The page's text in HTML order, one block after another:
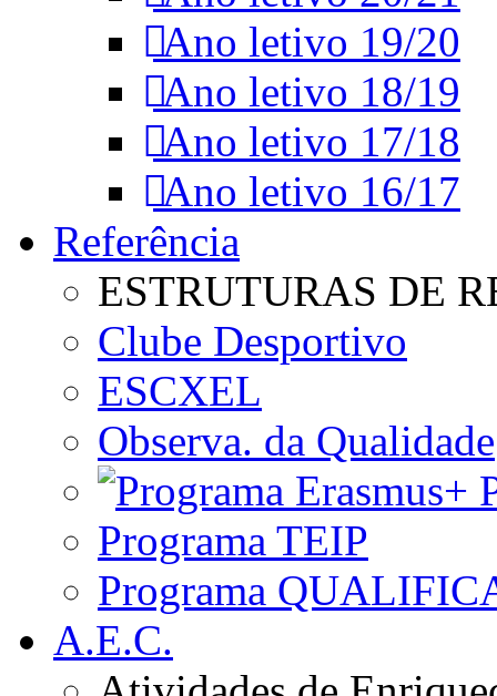
Ano letivo 19/20
Ano letivo 18/19
Ano letivo 17/18
Ano letivo 16/17
Referência
ESTRUTURAS DE
Clube Desportivo
ESCXEL
Observa. da Qualidade
Programa TEIP
Programa
A.E.C.